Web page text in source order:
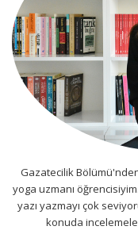
Gazatecilik
yoga uzmanı
yazı yazmayı çok
konuda